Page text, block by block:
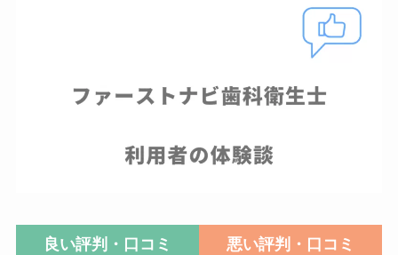
良い評判・口コミ 悪い評判・口コミ